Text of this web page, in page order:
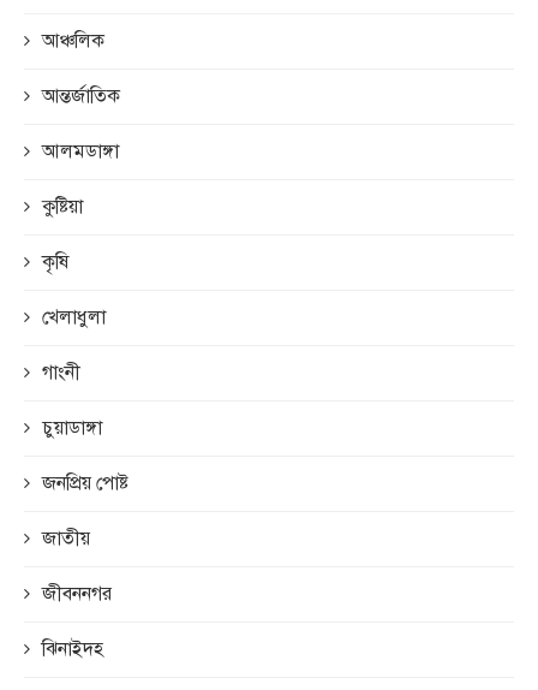
আঞ্চলিক
আন্তর্জাতিক
আলমডাঙ্গা
কুষ্টিয়া
কৃষি
খেলাধুলা
গাংনী
চুয়াডাঙ্গা
জনপ্রিয় পোষ্ট
জাতীয়
জীবননগর
ঝিনাইদহ